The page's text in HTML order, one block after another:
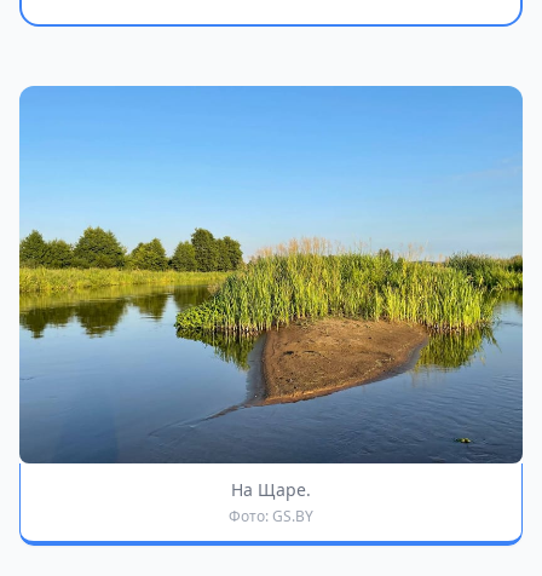
На Щаре.
Фото: GS.BY